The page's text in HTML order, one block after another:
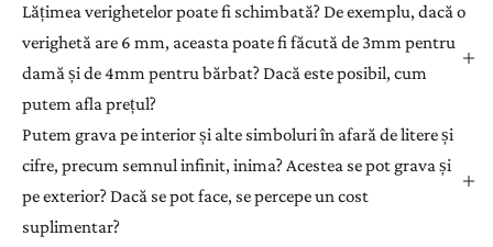
Lățimea verighetelor poate fi schimbată? De exemplu, dacă o
verighetă are 6 mm, aceasta poate fi făcută de 3mm pentru
damă și de 4mm pentru bărbat? Dacă este posibil, cum
putem afla prețul?
Putem grava pe interior și alte simboluri în afară de litere și
cifre, precum semnul infinit, inima? Acestea se pot grava și
pe exterior? Dacă se pot face, se percepe un cost
suplimentar?